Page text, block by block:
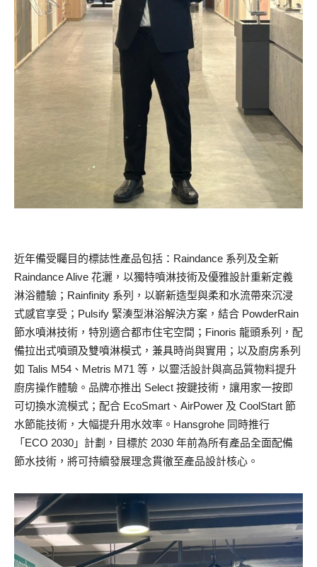
近年備受矚目的標誌性產品包括：Raindance 系列及全新
Raindance Alive 花灑，以獨特噴淋技術及優雅設計重新定義
淋浴體驗；Rainfinity 系列，以嶄新造型與柔和水流帶來沉浸
式感官享受；Pulsify 緊湊型淋浴解決方案，結合 PowderRain
節水噴淋技術，特別適合都市住宅空間；Finoris 龍頭系列，配
備拉出式噴頭及雙噴淋模式，兼具時尚與實用；以及廚房系列
如 Talis M54、Metris M71 等，以靈活設計與高品質物料提升
廚房操作體驗。品牌亦推出 Select 按鍵技術，讓用家一按即
可切換水流模式；配合 EcoSmart、AirPower 及 CoolStart 節
水節能技術，大幅提升用水效率。Hansgrohe 同時推行
「ECO 2030」計劃，目標於 2030 年前為所有產品全面配備
節水技術，將可持續發展理念貫徹至產品設計核心。